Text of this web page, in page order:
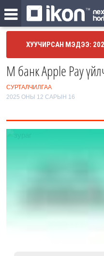
ХУУЧИРСАН МЭДЭЭ:
M банк Apple Pay
СУРТАЛЧИЛГАА
2025 ОНЫ 12 САРЫН 16